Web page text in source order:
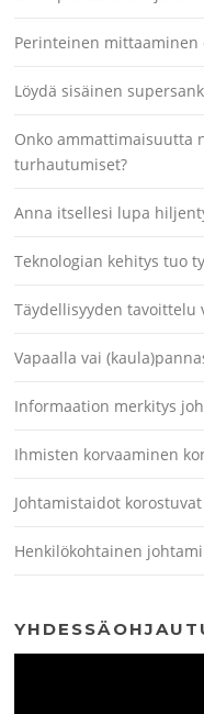
Perinteinen mittaaminen
Löydä sisäinen
Onko ammattimaisuutta
turhautumiset?
Anna itsellesi lupa
Teknologian kehitys tuo
Täydellisyyden tavoittelu
Vapaalla vai
Informaation merkitys
Ihmisten korvaaminen
Johtamistaidot
Henkilökohtainen